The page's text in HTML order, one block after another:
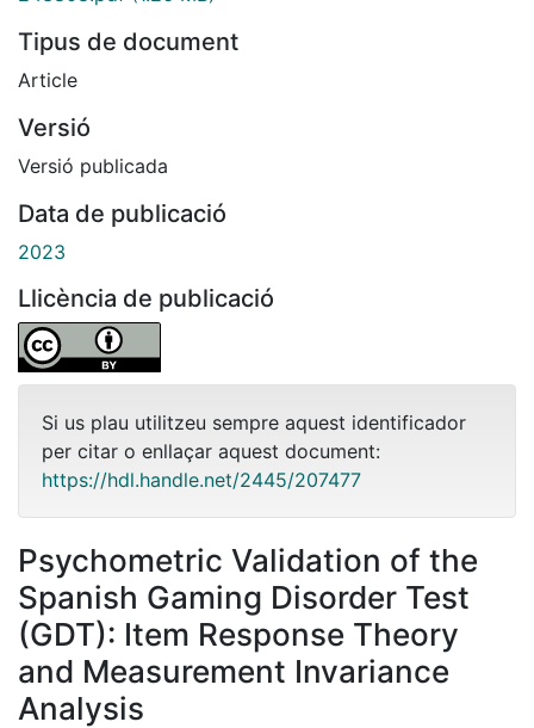
Tipus de document
Article
Versió
Versió publicada
Data de publicació
2023
Llicència de publicació
Si us plau utilitzeu sempre aquest identificador
per citar o enllaçar aquest document:
https://hdl.handle.net/2445/207477
Psychometric Validation of the
Spanish Gaming Disorder Test
(GDT): Item Response Theory
and Measurement Invariance
Analysis